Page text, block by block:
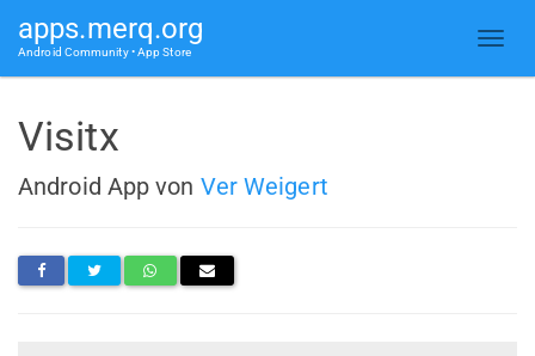
apps.merq.org
Android Community • App Store
Visitx
Android App von Ver Weigert